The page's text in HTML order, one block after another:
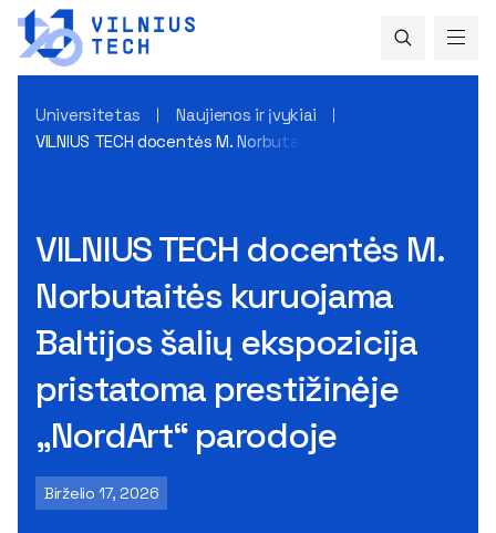
Universitetas
Naujienos ir įvykiai
VILNIUS TECH docentės M. Norbutaitės kuruojama
VILNIUS TECH docentės M.
Norbutaitės kuruojama
Baltijos šalių ekspozicija
pristatoma prestižinėje
„NordArt“ parodoje
Birželio 17, 2026